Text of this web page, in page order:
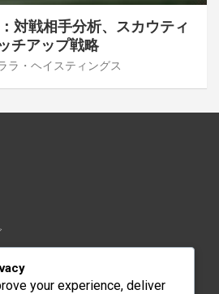
対戦相手分析、スカウティ
チアップ戦略
ラ・ヘイスティングス
your experience, deliver